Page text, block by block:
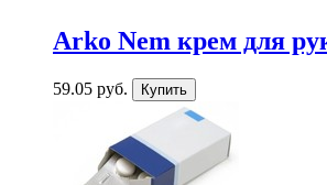
Arko Nem крем для
59.05 руб.